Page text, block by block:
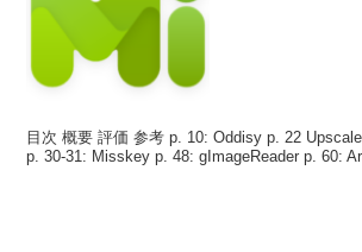
目次 概要 評価 参考 p. 10: Oddisy p. 22
p. 30-31: Misskey p. 48: gImageReader p. 60: